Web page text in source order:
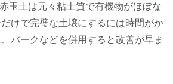
玉土は元々粘土質で有機物がほぼな
けで完璧な土壌にするには時間がか
バークなどを併用すると改善が早ま